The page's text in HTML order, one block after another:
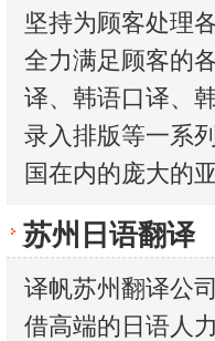
坚持为顾客处理
全力满足顾客的
译、韩语口译、
录入排版等一系
国在内的庞大的
苏州日语翻译
译帆苏州翻译公
借高端的日语人